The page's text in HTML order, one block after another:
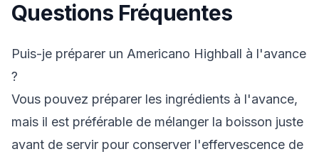
Questions Fréquentes
Puis-je préparer un Americano Highball à l'avance
?
Vous pouvez préparer les ingrédients à l'avance,
mais il est préférable de mélanger la boisson juste
avant de servir pour conserver l'effervescence de